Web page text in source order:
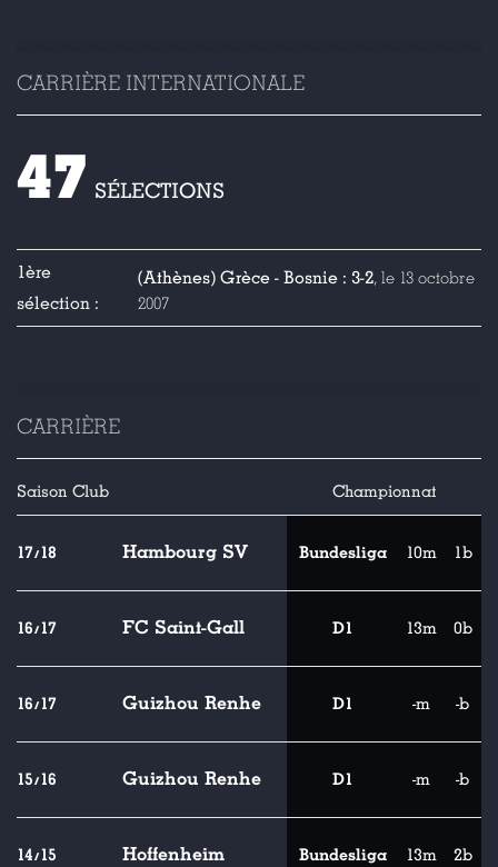
CARRIÈRE INTERNATIONALE
47 SÉLECTIONS
1ère
sélection :
(Athènes) Grèce - Bosnie : 3-2, le 13 octobre
2007
CARRIÈRE
Saison Club Championnat
17/18 Hambourg SV Bundesliga 10m 1b
16/17 FC Saint-Gall D1 13m 0b
16/17 Guizhou Renhe D1 -m -b
15/16 Guizhou Renhe D1 -m -b
14/15 Hoffenheim Bundesliga 13m 2b